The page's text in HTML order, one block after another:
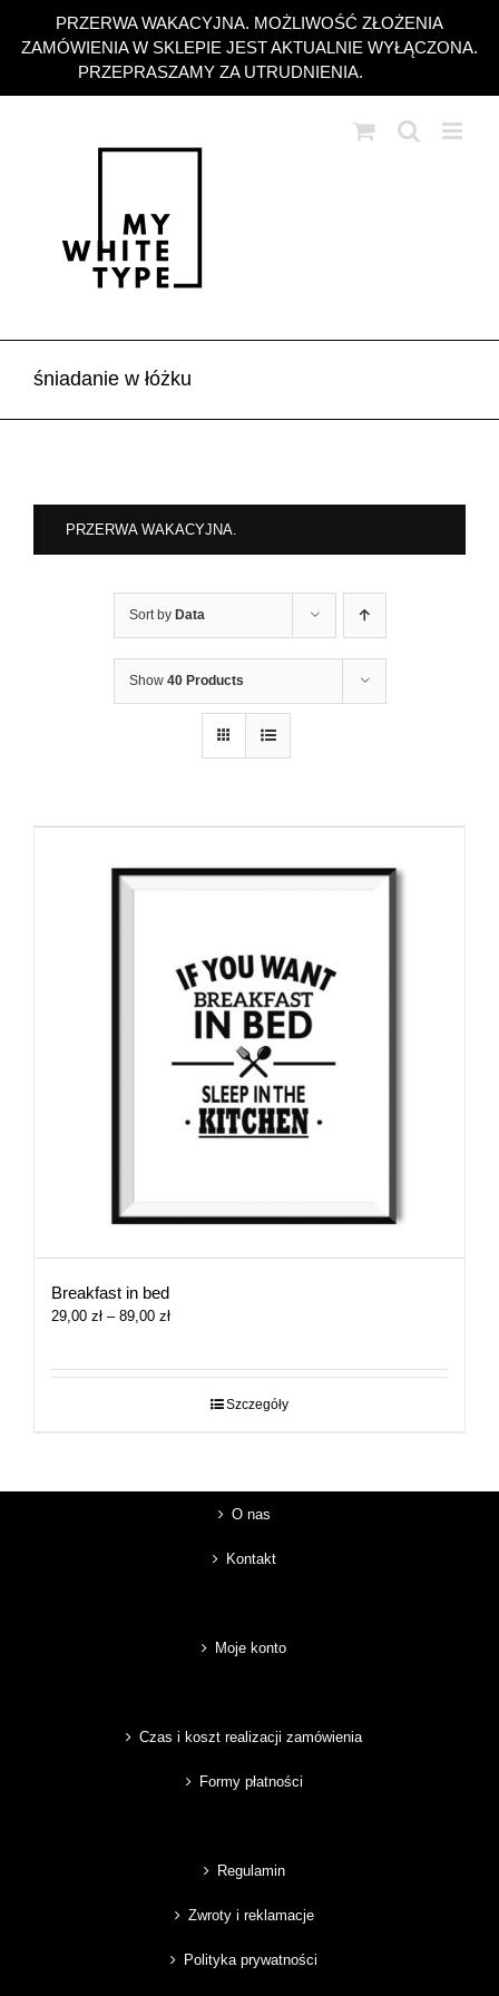
PRZERWA WAKACYJNA. MOŻLIWOŚĆ ZŁOŻENIA
ZAMÓWIENIA W SKLEPIE JEST AKTUALNIE WYŁĄCZONA.
PRZEPRASZAMY ZA UTRUDNIENIA.
zawartości
śniadanie w łóżku
PRZERWA WAKACYJNA.
Sort by Data
Show 40 Products
Breakfast in bed
29,00 zł – 89,00 złZakres
29,00 zł
Szczegóły
O nas
Kontakt
Moje konto
Czas i koszt realizacji zamówienia
Formy płatności
Regulamin
Zwroty i reklamacje
Polityka prywatności